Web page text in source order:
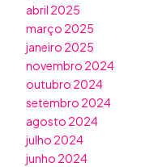
abril 2025
março 2025
janeiro 2025
novembro 2024
outubro 2024
setembro 2024
agosto 2024
julho 2024
junho 2024